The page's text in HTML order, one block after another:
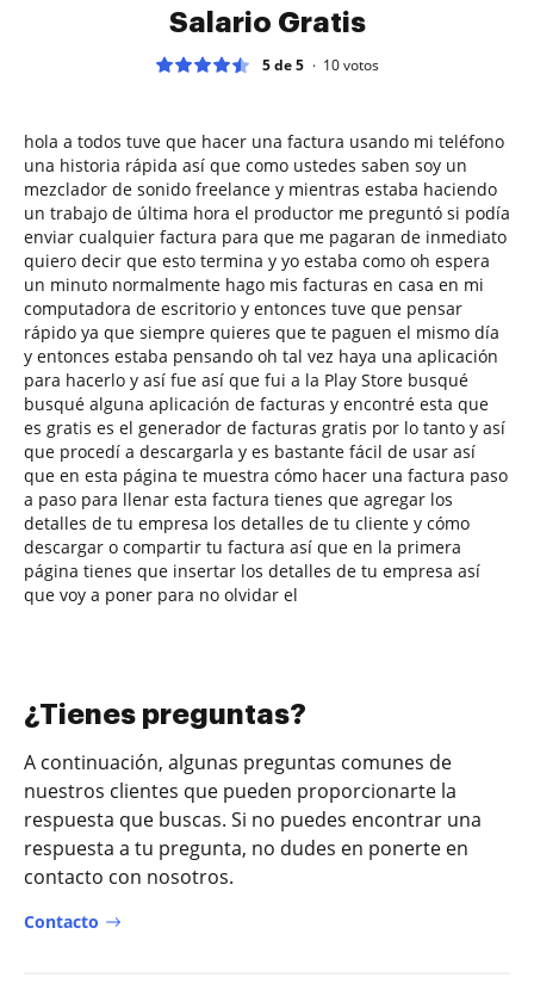
Salario Gratis
5 de 5 10votos
hola a todos tuve que hacer una factura usando mi teléfono
una historia rápida así que como ustedes saben soy un
mezclador de sonido freelance y mientras estaba haciendo
un trabajo de última hora el productor me preguntó si podía
enviar cualquier factura para que me pagaran de inmediato
quiero decir que esto termina y yo estaba como oh espera
un minuto normalmente hago mis facturas en casa en mi
computadora de escritorio y entonces tuve que pensar
rápido ya que siempre quieres que te paguen el mismo día
y entonces estaba pensando oh tal vez haya una aplicación
para hacerlo y así fue así que fui a la Play Store busqué
busqué alguna aplicación de facturas y encontré esta que
es gratis es el generador de facturas gratis por lo tanto y así
que procedí a descargarla y es bastante fácil de usar así
que en esta página te muestra cómo hacer una factura paso
a paso para llenar esta factura tienes que agregar los
detalles de tu empresa los detalles de tu cliente y cómo
descargar o compartir tu factura así que en la primera
página tienes que insertar los detalles de tu empresa así
que voy a poner para no olvidar el
¿Tienes preguntas?
A continuación, algunas preguntas comunes de
nuestros clientes que pueden proporcionarte la
respuesta que buscas. Si no puedes encontrar una
respuesta a tu pregunta, no dudes en ponerte en
contacto con nosotros.
Contacto